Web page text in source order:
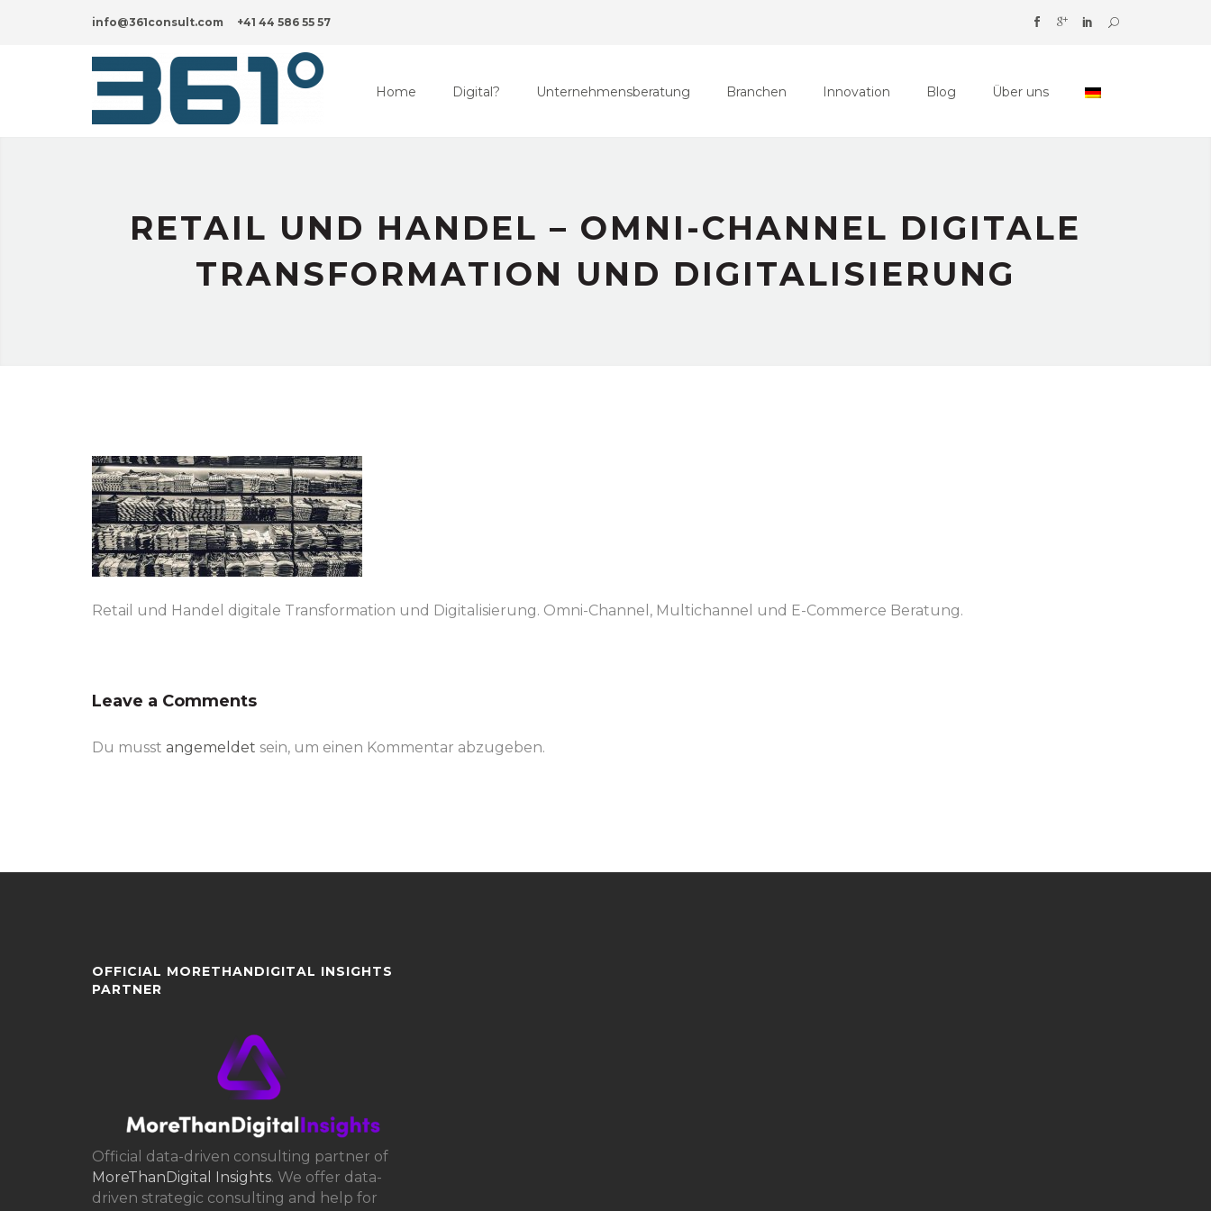
info@361consult.com +41 44 586 55 57
Home Digital? Unternehmensberatung Branchen Innovation Blog Über uns
RETAIL UND HANDEL – OMNI-CHANNEL DIGITALE
TRANSFORMATION UND DIGITALISIERUNG
Retail und Handel digitale Transformation und Digitalisierung. Omni-Channel, Multichannel und E-Commerce Beratung.
Leave a Comments
Du musst angemeldet sein, um einen Kommentar abzugeben.
OFFICIAL MORETHANDIGITAL INSIGHTS
PARTNER
Official data-driven consulting partner of
MoreThanDigital Insights. We offer data-
driven strategic consulting and help for